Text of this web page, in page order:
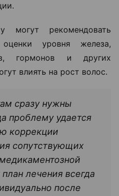
могут рекомендовать
уровня железа,
гормонов и других
влиять на рост волос.
сразу нужны
проблему удается
коррекции
сопутствующих
лечения всегда
после